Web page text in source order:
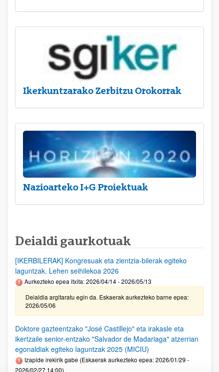
Ikerkuntzarako Zerbitzu Orokorrak
Nazioarteko I+G Proiektuak
Deialdi gaurkotuak
[IKERBILERAK] Kongresuak eta zientzia-bilerak egiteko
laguntzak. Lehen seihilekoa 2026
Aurkezteko epea itxita: 2026/04/14 - 2026/05/13
Deialdia argitaratu egin da. Eskaerak aurkezteko barne epea:
2026/05/06
Doktore gazteentzako "José Castillejo" eta irakasle eta
ikertzaile senior-entzako "Salvador de Madariaga" atzerrian
egonaldiak egiteko laguntzak 2025 (MICIU)
Izapide irekirik gabe (Eskaerak aurkezteko epea: 2026/01/29 -
2026/02/27 14:00)